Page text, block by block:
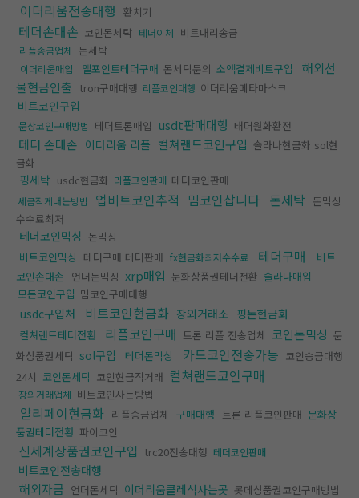
이더리움전송대행 환치기
테더손대손 코인돈세탁 테더이체 비트대리송금
리플송금업체 돈세탁
이더리움매입 엘포인트테더구매 돈세탁문의 소액결제비트구입
해외선
물현금인출 tron구매대행 리플코인대행 이더리움메타마스크
비트코인구입
문상코인구매방법 테더트론매입 usdt판매대행 태더원화환전
테더 손대손 이더리움 리플 컬쳐랜드코인구입 솔라나현금화 sol현
금화
핑세탁 usdc현금화 리플코인판매 테더코인판매
세금적게내는방법 업비트코인추적 밈코인삽니다 돈세탁 돈믹싱
수수료최저
테더코인믹싱 돈믹싱
비트코인믹싱 테더구매 테더판매 fx현금화최저수수료 테더구매
비트
코인손대손 언더돈믹싱 xrp매입 문화상품권테더전환 솔라나매입
모든코인구입 밈코인구매대행
usdc구입처 비트코인현금화 장외거래소 핑돈현금화
컬쳐랜드테더전환 리플코인구매 트론 리플 전송업체 코인돈믹싱 문
화상품권세탁 sol구입 테더돈믹싱 카드코인전송가능 코인송금대행
24시 코인돈세탁 코인현금직거래 컬쳐랜드코인구매
장외거래업체 비트코인사는방법
알리페이현금화 리플송금업체 구매대행 트론 리플코인판매 문화상
품권테더전환 파이코인
신세계상품권코인구입 trc20전송대행 테더코인판매
비트코인전송대행
해외자금 언더돈세탁 이더리움클레식사는곳 롯데상품권코인구매방법